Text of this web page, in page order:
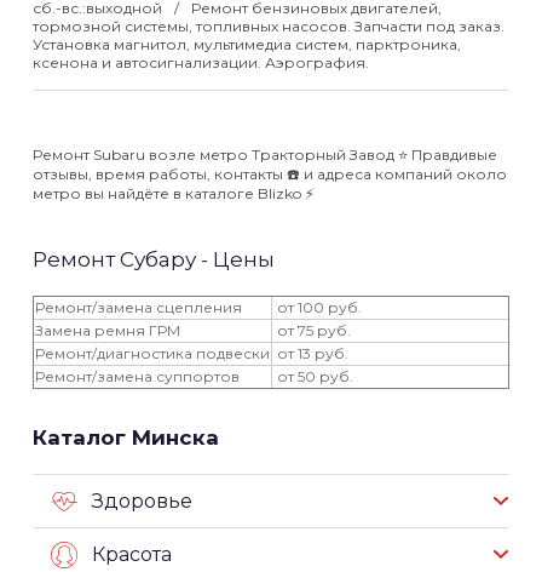
сб.-вс.:выходной
Ремонт бензиновых двигателей,
тормозной системы, топливных насосов. Запчасти под заказ.
Установка магнитол, мультимедиа систем, парктроника,
ксенона и автосигнализации. Аэрография.
Ремонт Subaru возле метро Тракторный Завод ⭐️ Правдивые
отзывы, время работы, контакты ☎️ и адреса компаний около
метро вы найдёте в каталоге Blizko ⚡️
Ремонт Субару - Цены
Ремонт/замена сцепления
от 100 руб.
Замена ремня ГРМ
от 75 руб.
Ремонт/диагностика подвески от 13 руб.
Ремонт/замена суппортов
от 50 руб.
Каталог Минска
Здоровье
Красота